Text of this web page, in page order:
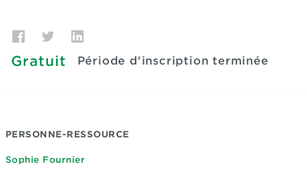
Gratuit Période d'inscription terminée
PERSONNE-RESSOURCE
Sophie Fournier